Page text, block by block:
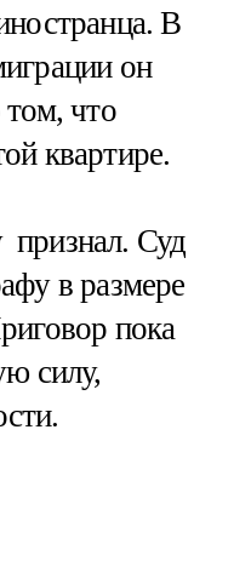
В
он
том, что
квартире.
Суд
в размере
пока
силу,